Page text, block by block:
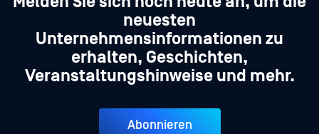
neuesten
Unternehmensinformationen zu
erhalten, Geschichten,
Veranstaltungshinweise und mehr.
Abonnieren